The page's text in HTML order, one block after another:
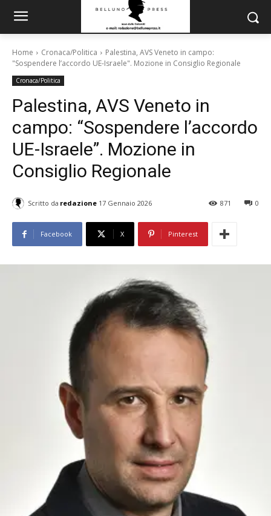
Home Cronaca/Politica
Palestina, AVS Veneto in campo:
"Sospendere l’accordo UE-Israele". Mozione in Consiglio Regionale
Cronaca/Politica
Palestina, AVS Veneto in
campo: “Sospendere l’accordo
UE-Israele”. Mozione in
Consiglio Regionale
Scritto da redazione 17 Gennaio 2026 0
871
Facebook X Pinterest